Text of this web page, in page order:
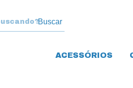
Buscar
ACESSÓRIOS